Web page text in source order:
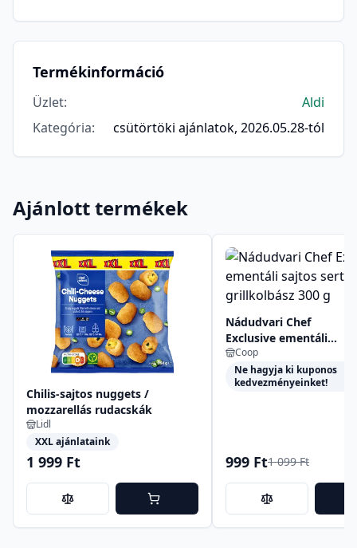
Termékinformáció
Üzlet:
Aldi
Kategória: csütörtöki ajánlatok, 2026.05.28-tól
Ajánlott termékek
Chilis-sajtos nuggets /
mozzarellás rudacskák
Lidl
XXL ajánlataink
1 999 Ft
Nádudvari Chef
Exclusive ementáli
sajtos sertés
300 g
Coop
Ne hagyja ki kuponos
kedvezményeinket!
999 Ft1 099 Ft